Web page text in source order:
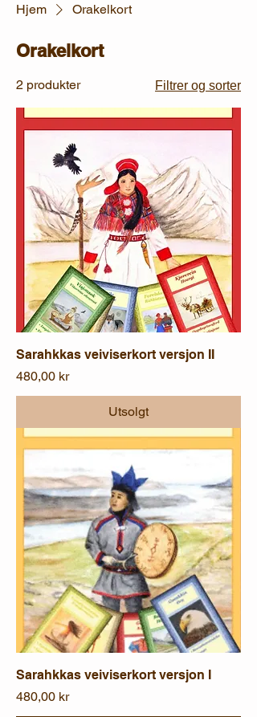
Hjem Orakelkort
Orakelkort
2 produkter Filtrer og sorter
Sarahkkas veiviserkort versjon II
Pris
480,00 kr
Utsolgt
Sarahkkas veiviserkort versjon I
Pris
480,00 kr